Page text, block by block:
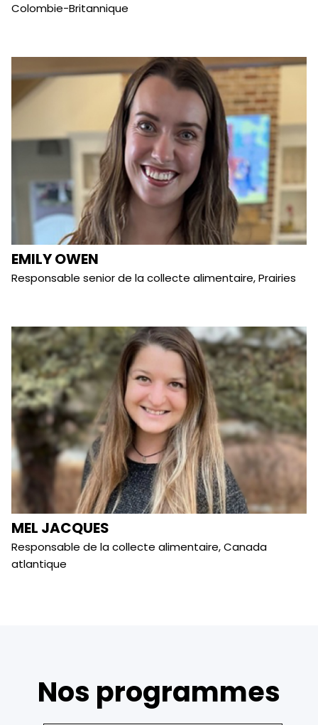
Colombie-Britannique
EMILY OWEN
Responsable senior de la collecte alimentaire, Prairies
MEL JACQUES
Responsable de la collecte alimentaire, Canada
atlantique
Nos programmes